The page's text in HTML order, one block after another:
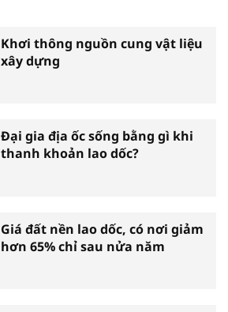
Khơi thông nguồn cung vật liệu
xây dựng
Đại gia địa ốc sống bằng gì khi
thanh khoản lao dốc?
Giá đất nền lao dốc, có nơi giảm
hơn 65% chỉ sau nửa năm